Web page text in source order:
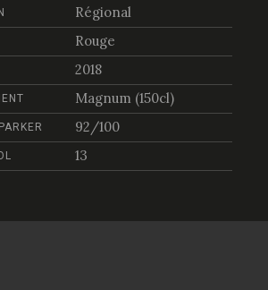
Régional
Rouge
2018
Magnum (150cl)
92/100
13